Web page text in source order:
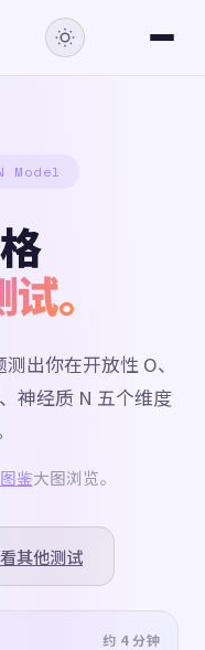
Model
。
出你在开放性 O、
神经质 N 五个维度
鉴大图浏览。
其他测试
约 4 分钟